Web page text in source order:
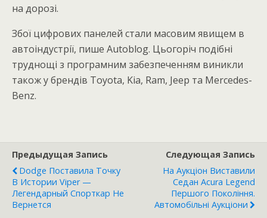
на дорозі.
Збої цифрових панелей стали масовим явищем в
автоіндустрії, пише Autoblog. Цьогоріч подібні
труднощі з програмним забезпеченням виникли
також у брендів Toyota, Kia, Ram, Jeep та Mercedes-
Benz.
Предыдущая Запись
Dodge Поставила Точку
В Истории Viper —
Легендарный Спорткар Не
Вернется
Следующая Запись
На Аукціон Виставили
Седан Acura Legend
Першого Покоління.
Автомобільні Аукціони